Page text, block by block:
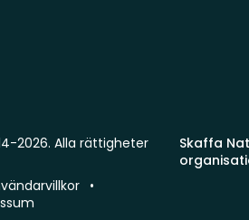
Skaffa
2026. Alla rättigheter